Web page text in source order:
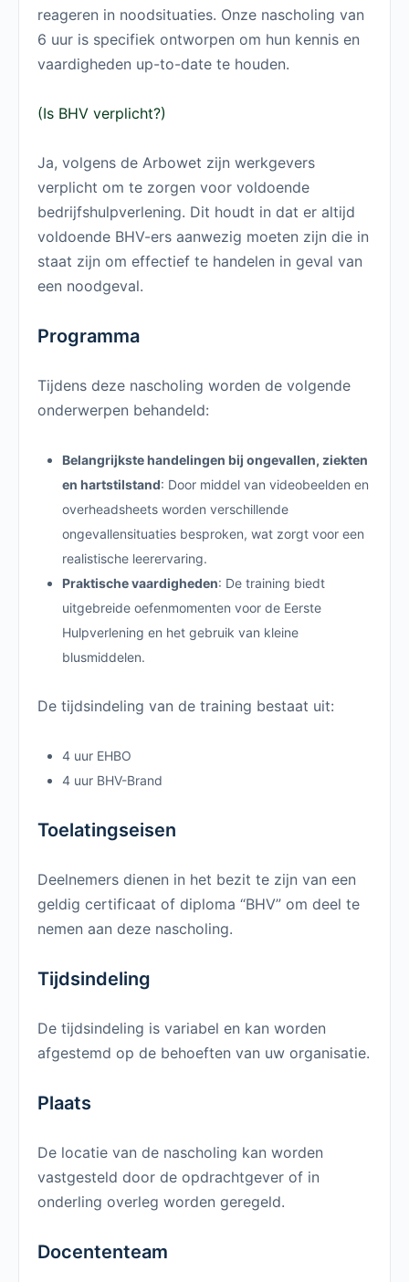
reageren in noodsituaties. Onze nascholing van
6 uur is specifiek ontworpen om hun kennis en
vaardigheden up-to-date te houden.
(Is BHV verplicht?)
Ja, volgens de Arbowet zijn werkgevers
verplicht om te zorgen voor voldoende
bedrijfshulpverlening. Dit houdt in dat er altijd
voldoende BHV-ers aanwezig moeten zijn die in
staat zijn om effectief te handelen in geval van
een noodgeval.
Programma
Tijdens deze nascholing worden de volgende
onderwerpen behandeld:
Belangrijkste handelingen bij ongevallen, ziekten
en hartstilstand: Door middel van videobeelden en
overheadsheets worden verschillende
ongevallensituaties besproken, wat zorgt voor een
realistische leerervaring.
Praktische vaardigheden: De training biedt
uitgebreide oefenmomenten voor de Eerste
Hulpverlening en het gebruik van kleine
blusmiddelen.
De tijdsindeling van de training bestaat uit:
4 uur EHBO
4 uur BHV-Brand
Toelatingseisen
Deelnemers dienen in het bezit te zijn van een
geldig certificaat of diploma “BHV” om deel te
nemen aan deze nascholing.
Tijdsindeling
De tijdsindeling is variabel en kan worden
afgestemd op de behoeften van uw organisatie.
Plaats
De locatie van de nascholing kan worden
vastgesteld door de opdrachtgever of in
onderling overleg worden geregeld.
Docententeam